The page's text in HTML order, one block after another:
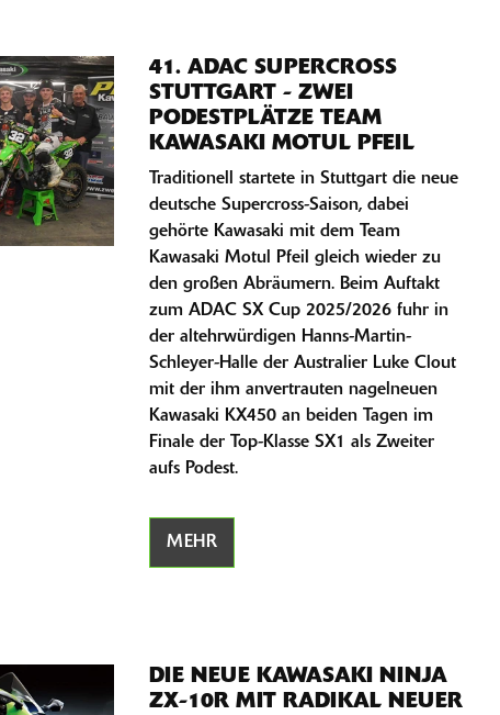
41. ADAC SUPERCROSS
STUTTGART - ZWEI
PODESTPLÄTZE TEAM
KAWASAKI MOTUL PFEIL
Traditionell startete in Stuttgart die neue
deutsche Supercross-Saison, dabei
gehörte Kawasaki mit dem Team
Kawasaki Motul Pfeil gleich wieder zu
den großen Abräumern. Beim Auftakt
zum ADAC SX Cup 2025/2026 fuhr in
der altehrwürdigen Hanns-Martin-
Schleyer-Halle der Australier Luke Clout
mit der ihm anvertrauten nagelneuen
Kawasaki KX450 an beiden Tagen im
Finale der Top-Klasse SX1 als Zweiter
aufs Podest.
MEHR
DIE NEUE KAWASAKI NINJA
ZX-10R MIT RADIKAL NEUER